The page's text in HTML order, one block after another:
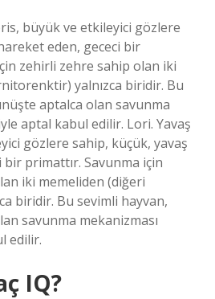
büyük ve etkileyici gözlere
eden, gececi bir
zehirli zehre sahip olan iki
yalnızca biridir. Bu
aptalca olan savunma
aptal kabul edilir. Lori. Yavaş
gözlere sahip, küçük, yavaş
primattır. Savunma için
iki memeliden (diğeri
biridir. Bu sevimli hayvan,
savunma mekanizması
edilir.
IQ?